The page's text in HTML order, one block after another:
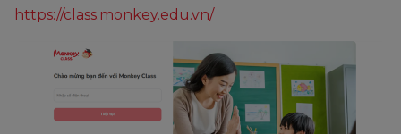
https://class.monkey.edu.vn/